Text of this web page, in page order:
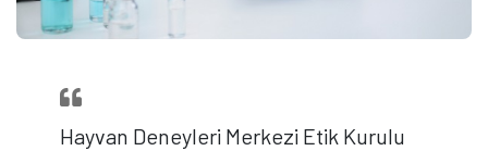
Hayvan Deneyleri Merkezi Etik Kurulu